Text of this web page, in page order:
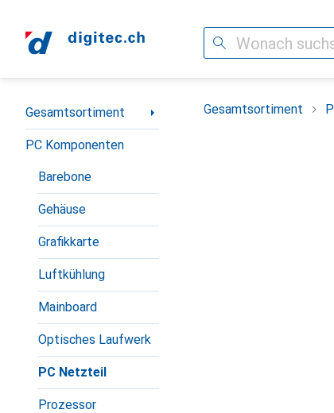
Suche
Navigation nach Kategorien
Gesamtsortiment
PC Komponenten
Barebone
Gehäuse
Grafikkarte
Luftkühlung
Mainboard
Optisches Laufwerk
PC Netzteil
Prozessor
Gesamtsortiment